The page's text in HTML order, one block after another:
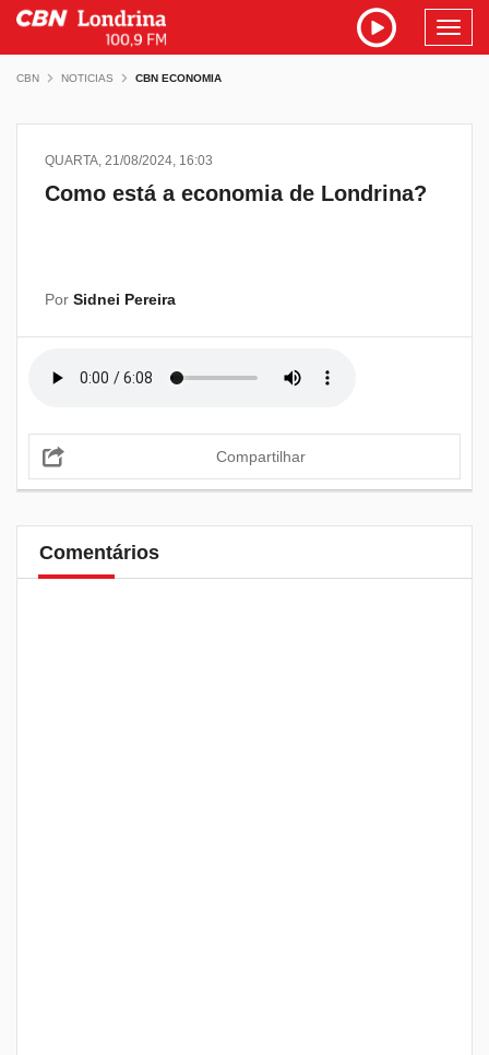
CBN NOTICIAS CBN ECONOMIA
QUARTA, 21/08/2024, 16:03
Como está a economia de Londrina?
Por Sidnei Pereira
Compartilhar
Comentários